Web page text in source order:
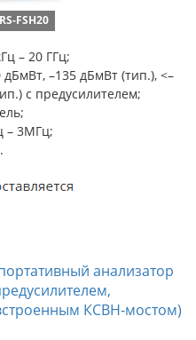
FSH20
– 20 ГГц;
дБмВт, –135 дБмВт (тип.), <–
с предусилителем;
– 3МГц;
анализатор
КСВН-мостом)